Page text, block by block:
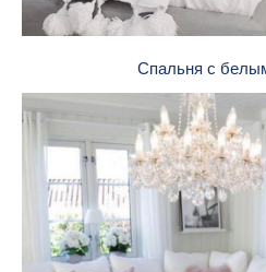
Спальня с